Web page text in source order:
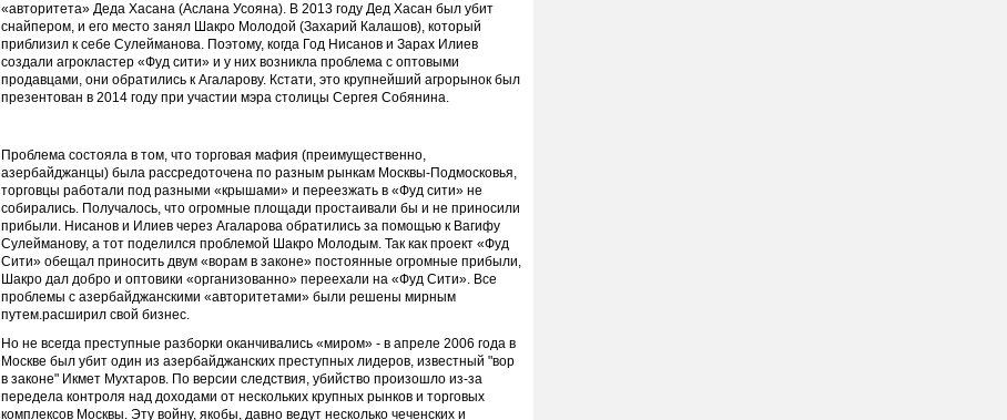
«авторитета» Деда Хасана (Аслана Усояна). В 2013 году Дед Хасан был убит
снайпером, и его место занял Шакро Молодой (Захарий Калашов), который
приблизил к себе Сулейманова. Поэтому, когда Год Нисанов и Зарах Илиев
создали агрокластер «Фуд сити» и у них возникла проблема с оптовыми
продавцами, они обратились к Агаларову. Кстати, это крупнейший агрорынок был
презентован в 2014 году при участии мэра столицы Сергея Собянина.
Проблема состояла в том, что торговая мафия (преимущественно,
азербайджанцы) была рассредоточена по разным рынкам Москвы-Подмосковья,
торговцы работали под разными «крышами» и переезжать в «Фуд сити» не
собирались. Получалось, что огромные площади простаивали бы и не приносили
прибыли. Нисанов и Илиев через Агаларова обратились за помощью к Вагифу
Сулейманову, а тот поделился проблемой Шакро Молодым. Так как проект «Фуд
Сити» обещал приносить двум «ворам в законе» постоянные огромные прибыли,
Шакро дал добро и оптовики «организованно» переехали на «Фуд Сити». Все
проблемы с азербайджанскими «авторитетами» были решены мирным
путем.расширил свой бизнес.
Но не всегда преступные разборки оканчивались «миром» - в апреле 2006 года в
Москве был убит один из азербайджанских преступных лидеров, известный "вор
в законе" Икмет Мухтаров. По версии следствия, убийство произошло из-за
передела контроля над доходами от нескольких крупных рынков и торговых
комплексов Москвы. Эту войну, якобы, давно ведут несколько чеченских и